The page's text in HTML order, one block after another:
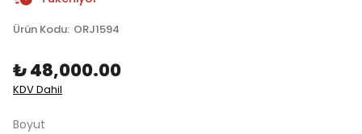
Ürün Kodu: ORJ1594
₺ 48,000.00
KDV Dahil
Boyut